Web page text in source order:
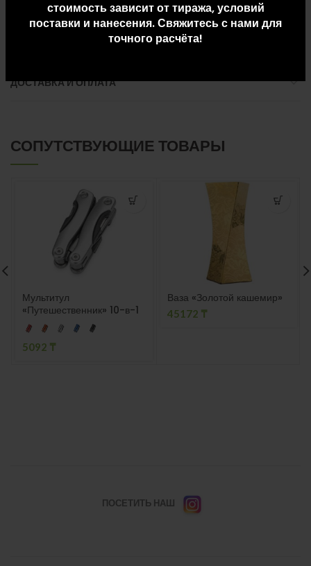
стоимость зависит от тиража, условий
поставки и нанесения. Свяжитесь с нами для
точного расчёта!
ДОПОЛНИТЕЛЬНАЯ ИНФОРМАЦИЯ
ДОСТАВКА И ОПЛАТА
СОПУТСТВУЮЩИЕ ТОВАРЫ
Мультитул
«Путешественник» 10-в-1
5092 ₸
Ваза «Золотой кашемир»
45172 ₸
ПОСЕТИТЬ НАШ